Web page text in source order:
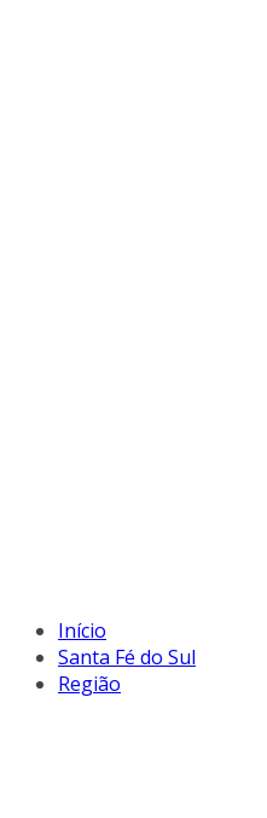
Início
Santa Fé do Sul
Região